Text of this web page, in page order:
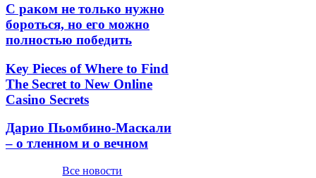
С раком не только нужно
бороться, но его можно
полностью победить
Key Pieces of Where to Find
The Secret to New Online
Casino Secrets
Дарио Пьомбино-Маскали
– о тленном и о вечном
Все новости